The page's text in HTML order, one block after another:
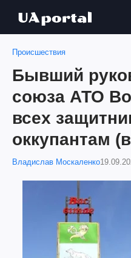
Происшествия
Бывший
союза АТО
всех
оккупантам
Владислав Москаленко